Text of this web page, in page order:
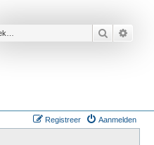
Zoek
Aanmelden
Registreer